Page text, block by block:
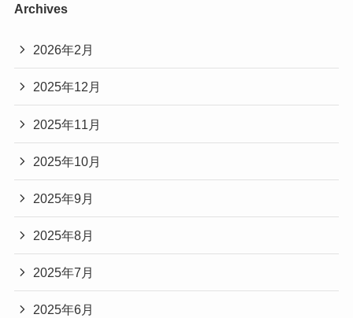
Archives
2026年2月
2025年12月
2025年11月
2025年10月
2025年9月
2025年8月
2025年7月
2025年6月